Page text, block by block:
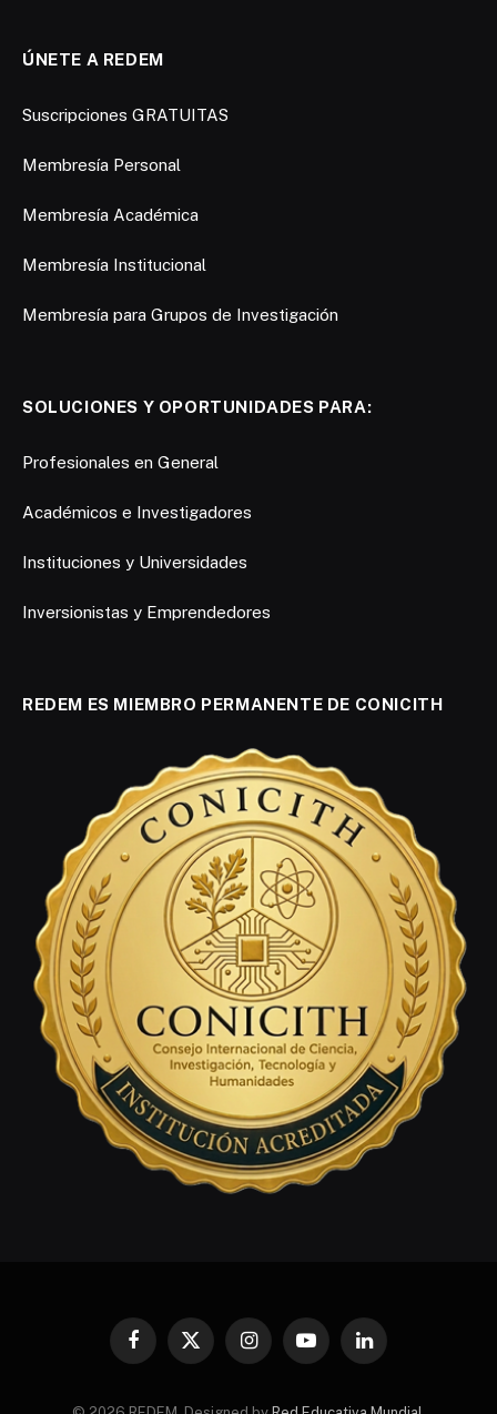
ÚNETE A REDEM
Suscripciones GRATUITAS
Membresía Personal
Membresía Académica
Membresía Institucional
Membresía para Grupos de Investigación
SOLUCIONES Y OPORTUNIDADES PARA:
Profesionales en General
Académicos e Investigadores
Instituciones y Universidades
Inversionistas y Emprendedores
REDEM ES MIEMBRO PERMANENTE DE CONICITH
Facebook
X
InstagramYouTubeLinkedIn